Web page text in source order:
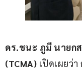
ดร.ชนะ ภูมี นายก
(TCMA) เปิดเผยว่